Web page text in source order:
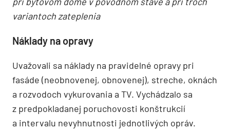
variantoch zateplenia
Náklady na opravy
Uvažovali sa náklady na pravidelné opravy pri
fasáde (neobnovenej, obnovenej), streche, oknách
a rozvodoch vykurovania a TV. Vychádzalo sa
z predpokladanej poruchovosti konštrukcií
a intervalu nevyhnutnosti jednotlivých opráv.